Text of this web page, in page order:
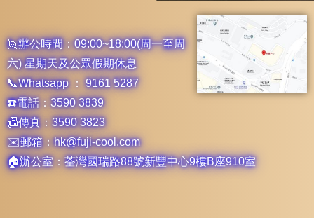
🙋辦公時間：09:00~18:00(周一至周
六) 星期天及公眾假期休息
📞Whatsapp ： 9161 5287
☎️電話：3590 3839
📠傳真：3590 3823
✉️郵箱：hk@fuji-cool.com
🏠辦公室：荃灣國瑞路88號新豐中心9樓B座910室